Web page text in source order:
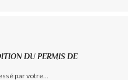
DU PERMIS DE
par votre...